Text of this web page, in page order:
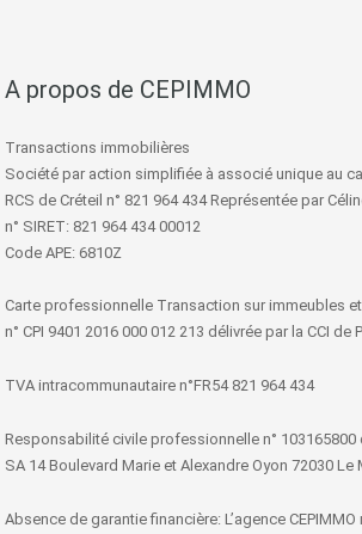
A propos de CEPIMMO
Transactions immobilières
Société par action simplifiée à associé unique au
RCS de Créteil n° 821 964 434 Représentée par
n° SIRET: 821 964 434 00012
Code APE: 6810Z
Carte professionnelle Transaction sur immeubles
n° CPI 9401 2016 000 012 213 délivrée par la CCI de
TVA intracommunautaire n°FR54 821 964 434
Responsabilité civile professionnelle n° 103165800
SA 14 Boulevard Marie et Alexandre Oyon 72030 Le
Absence de garantie financière: L’agence